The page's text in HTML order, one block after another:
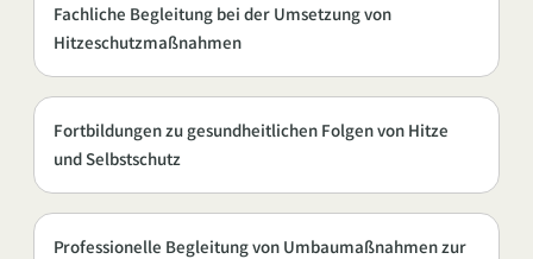
Fachliche Begleitung bei der Umsetzung von
Hitzeschutzmaßnahmen
Fortbildungen zu gesundheitlichen Folgen von Hitze
und Selbstschutz
Professionelle Begleitung von Umbaumaßnahmen zur